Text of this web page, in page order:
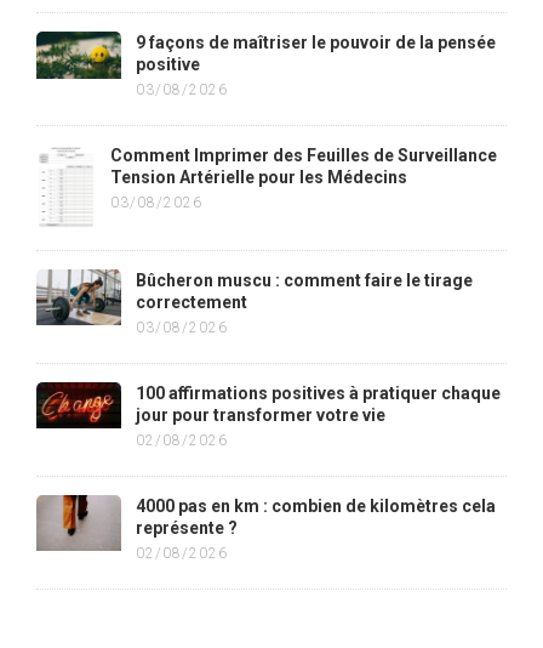
9 façons de maîtriser le pouvoir de la pensée
positive
03/08/2026
Comment Imprimer des Feuilles de Surveillance
Tension Artérielle pour les Médecins
03/08/2026
Bûcheron muscu : comment faire le tirage
correctement
03/08/2026
100 affirmations positives à pratiquer chaque
jour pour transformer votre vie
02/08/2026
4000 pas en km : combien de kilomètres cela
représente ?
02/08/2026